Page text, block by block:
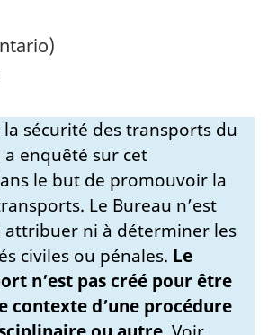
la sécurité des transports du
a enquêté sur cet
le but de promouvoir la
Le Bureau n’est
attribuer ni à déterminer les
civiles ou pénales. Le
n’est pas créé pour être
contexte d’une procédure